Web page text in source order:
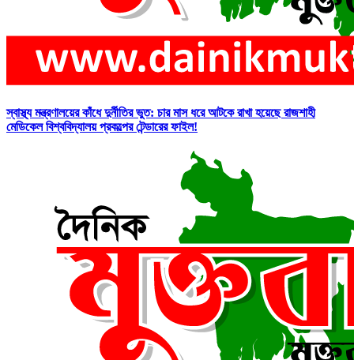
স্বাস্থ্য মন্ত্রণালয়ের কাঁধে দুর্নীতির ভুত: চার মাস ধরে আটকে রাখা হয়েছে রাজশাহী
মেডিকেল বিশ্ববিদ্যালয় প্রকল্পের টেন্ডারের ফাইল!